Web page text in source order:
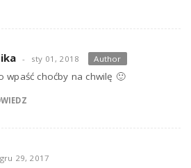
sty 01, 2018 Author
wpaść choćby na chwilę 🙂
gru 29, 2017